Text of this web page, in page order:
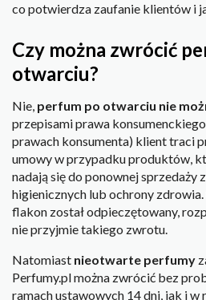
co potwierdza zaufanie klientów i
Czy można zwrócić
otwarciu?
Nie, perfum po otwarciu nie
przepisami prawa
prawach konsumenta) klient traci
umowy w przypadku produktów,
nadają się do ponownej sprzedaży
higienicznych lub ochrony zdrowia.
flakon został odpieczętowany,
nie przyjmie takiego zwrotu.
Natomiast nieotwarte perfumy
Perfumy.pl można zwrócić bez
ramach ustawowych 14 dni, jak i w